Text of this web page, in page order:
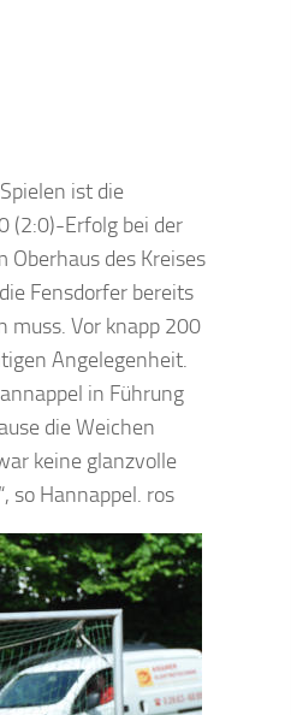
ist die
(2:0)-Erfolg bei der
Oberhaus des Kreises
Fensdorfer bereits
muss. Vor knapp 200
Angelegenheit.
in Führung
die Weichen
keine glanzvolle
so Hannappel. ros